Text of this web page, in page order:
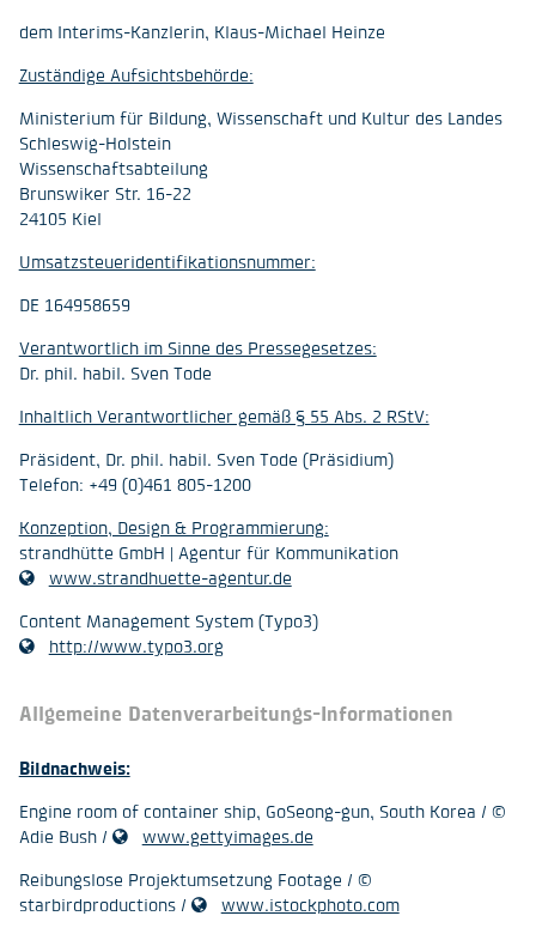
dem Interims-Kanzlerin, Klaus-Michael Heinze
Zuständige Aufsichtsbehörde:
Ministerium für Bildung, Wissenschaft und Kultur des Landes
Schleswig-Holstein
Wissenschaftsabteilung
Brunswiker Str. 16-22
24105 Kiel
Umsatzsteueridentifikationsnummer:
DE 164958659
Verantwortlich im Sinne des Pressegesetzes:
Dr. phil. habil. Sven Tode
Inhaltlich Verantwortlicher gemäß § 55 Abs. 2 RStV:
Präsident, Dr. phil. habil. Sven Tode (Präsidium)
Telefon: +49 (0)461 805-1200
Konzeption, Design & Programmierung:
strandhütte GmbH | Agentur für Kommunikation
www.strandhuette-agentur.de
Content Management System (Typo3)
http://www.typo3.org
Allgemeine Datenverarbeitungs-Informationen
Bildnachweis:
Engine room of container ship, GoSeong-gun, South Korea / ©
Adie Bush /
www.gettyimages.de
Reibungslose Projektumsetzung Footage / ©
starbirdproductions /
www.istockphoto.com